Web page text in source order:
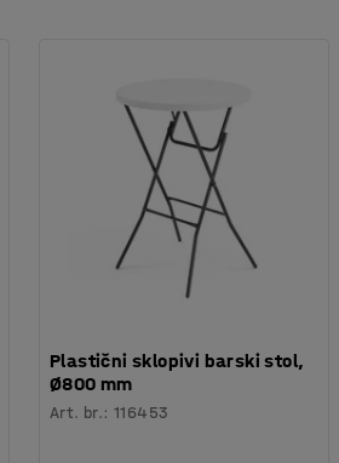
Plastični sklopivi barski stol,
Ø800 mm
Art. br.:116453